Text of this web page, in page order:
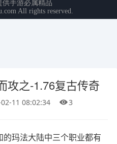
攻之-1.76复古传奇
11 08:02:34 3
玛法大陆中三个职业都有